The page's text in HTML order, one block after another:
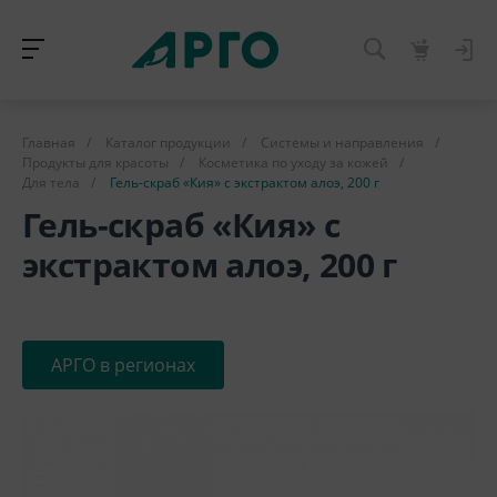
Главная / Каталог продукции / Системы и направления
/
Продукты для красоты
/ Косметика по уходу за кожей
/
Для тела
/ Гель-скраб «Кия» с экстрактом алоэ, 200 г
Гель-скраб «Кия» с
экстрактом алоэ, 200 г
АРГО в регионах